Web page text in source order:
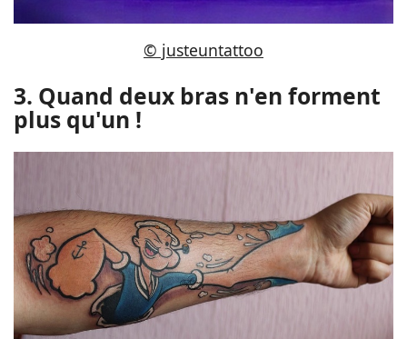
© justeuntattoo
3. Quand deux bras n'en forment
plus qu'un !